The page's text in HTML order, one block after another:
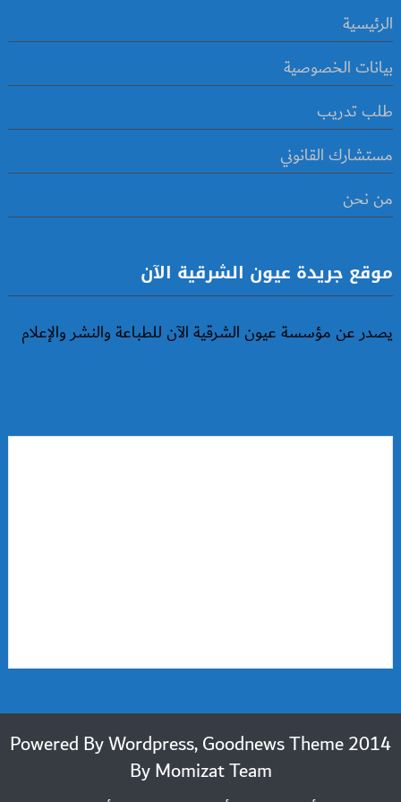
الرئيسية
بيانات الخصوصية
طلب تدريب
مستشارك القانوني
من نحن
موقع جريدة عيون الشرقية الآن
يصدر عن مؤسسة عيون الشرقية الآن للطباعة والنشر والإعلام
2014 Powered By Wordpress, Goodnews Theme
ByMomizat Team